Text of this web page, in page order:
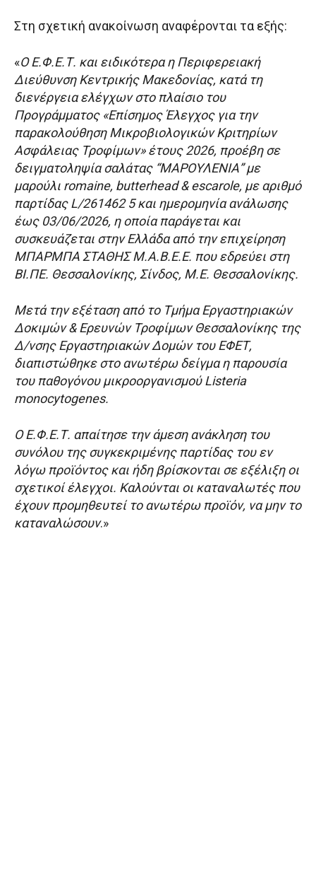
Στη σχετική ανακοίνωση αναφέρονται τα εξής:
«Ο Ε.Φ.Ε.Τ. και ειδικότερα η Περιφερειακή
Διεύθυνση Κεντρικής Μακεδονίας, κατά τη
διενέργεια ελέγχων στο πλαίσιο του
Προγράμματος «Επίσημος Έλεγχος για την
παρακολούθηση Μικροβιολογικών Κριτηρίων
Ασφάλειας Τροφίμων» έτους 2026, προέβη σε
δειγματοληψία σαλάτας “ΜΑΡΟΥΛΕΝΙΑ” με
μαρούλι romaine, butterhead & escarole, με αριθμό
παρτίδας L/261462 5 και ημερομηνία ανάλωσης
έως 03/06/2026, η οποία παράγεται και
συσκευάζεται στην Ελλάδα από την επιχείρηση
ΜΠΑΡΜΠΑ ΣΤΑΘΗΣ Μ.Α.Β.Ε.Ε. που εδρεύει στη
ΒΙ.ΠΕ. Θεσσαλονίκης, Σίνδος, Μ.Ε. Θεσσαλονίκης.
Μετά την εξέταση από το Τμήμα Εργαστηριακών
Δοκιμών & Ερευνών Τροφίμων Θεσσαλονίκης της
Δ/νσης Εργαστηριακών Δομών του ΕΦΕΤ,
διαπιστώθηκε στο ανωτέρω δείγμα η παρουσία
του παθογόνου μικροοργανισμού Listeria
monocytogenes.
Ο Ε.Φ.Ε.Τ. απαίτησε την άμεση ανάκληση του
συνόλου της συγκεκριμένης παρτίδας του εν
λόγω προϊόντος και ήδη βρίσκονται σε εξέλιξη οι
σχετικοί έλεγχοι. Καλούνται οι καταναλωτές που
έχουν προμηθευτεί το ανωτέρω προϊόν, να μην το
καταναλώσουν.»